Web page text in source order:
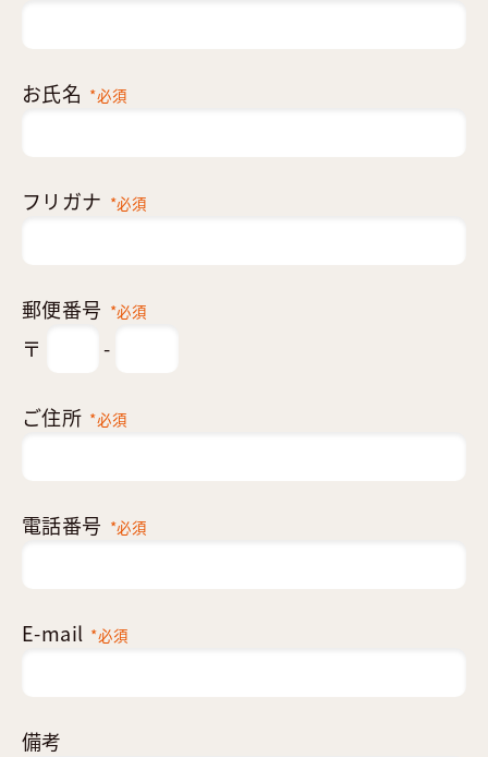
お氏名 *必須
フリガナ *必須
郵便番号 *必須
〒 -
ご住所 *必須
電話番号 *必須
E-mail *必須
備考